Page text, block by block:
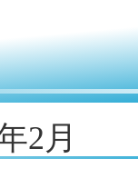
2月